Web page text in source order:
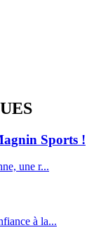
Sports !
une r...
à la...